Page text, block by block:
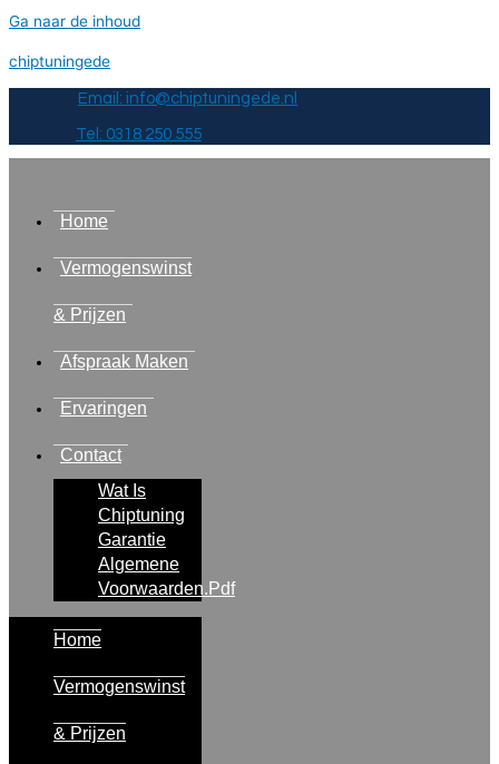
Ga naar de inhoud
chiptuningede
Email: info@chiptuningede.nl
Tel: 0318 250 555
Home
Vermogenswinst
& Prijzen
Afspraak Maken
Ervaringen
Contact
Wat Is
Chiptuning
Garantie
Algemene
Voorwaarden.pdf
Home
Vermogenswinst
& Prijzen